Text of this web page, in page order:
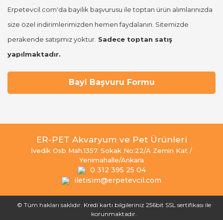
Erpetevcil.com'da bayilik başvurusu ile toptan ürün alımlarınızda
size özel indirimlerimizden hemen faydalanın. Sitemizde
perakende satışımız yoktur. Sadece toptan satış
yapılmaktadır.
Bayi Başvuru Formu
ER-PET Akvaryum ve Pet Ürünleri
İvedik Osb Mah.1357. Sokak No:22/A Zemin Kat /
Yenimahalle/Ankara
0 312 395 25 04
iletisim@erpetevcil.com
© Tüm hakları saklıdır. Kredi kartı bilgileriniz 256bit SSL sertifikası ile
korunmaktadır.